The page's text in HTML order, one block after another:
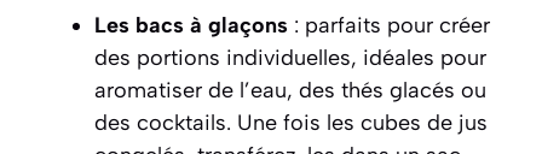
Les bacs à glaçons : parfaits pour créer
des portions individuelles, idéales pour
aromatiser de l’eau, des thés glacés ou
des cocktails. Une fois les cubes de jus